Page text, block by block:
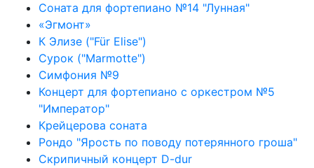
Соната для фортепиано №14 "Лунная"
«Эгмонт»
К Элизе ("Für Elise")
Сурок ("Marmotte")
Симфония №9
Концерт для фортепиано с оркестром №5
"Император"
Крейцерова соната
Рондо "Ярость по поводу потерянного гроша"
Скрипичный концерт D-dur